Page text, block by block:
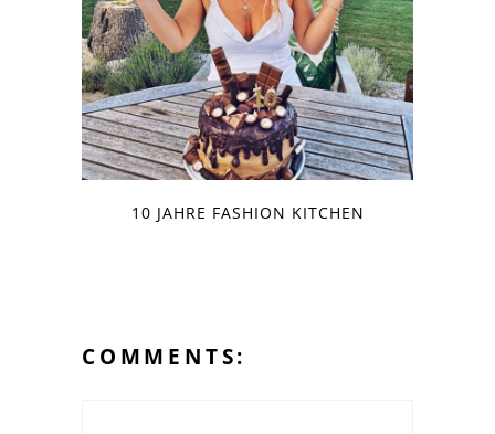
10 JAHRE FASHION KITCHEN
COMMENTS: